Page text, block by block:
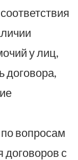
у лиц,
договора,
вопросам
договоров с